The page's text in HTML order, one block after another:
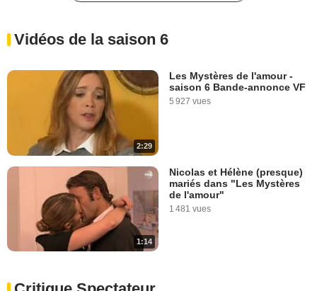
Vidéos de la saison 6
2:29
Les Mystères de l'amour -
saison 6 Bande-annonce VF
5 927 vues
1:14
Nicolas et Hélène (presque)
mariés dans "Les Mystères
de l'amour"
1 481 vues